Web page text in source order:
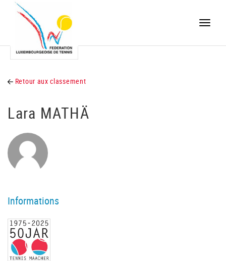
Toggle
Retour aux classement
Lara MATHÄ
Informations